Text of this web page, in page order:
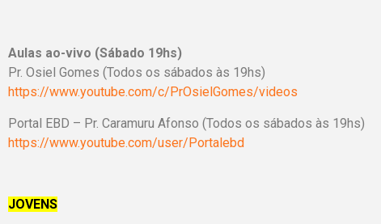
Aulas ao-vivo (Sábado 19hs)
Pr. Osiel Gomes (Todos os sábados às 19hs)
https://www.youtube.com/c/PrOsielGomes/videos
Portal EBD – Pr. Caramuru Afonso (Todos os sábados às 19hs)
https://www.youtube.com/user/Portalebd
JOVENS